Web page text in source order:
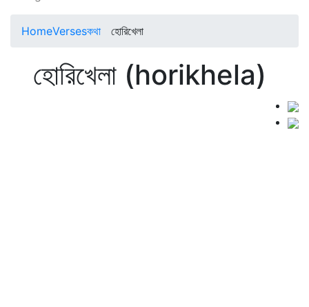
HomeVersesকথা হোরিখেলা
হোরিখেলা (horikhela)